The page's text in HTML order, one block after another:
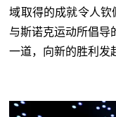
域取得的成就令人钦
与斯诺克运动所倡导
一道，向新的胜利发